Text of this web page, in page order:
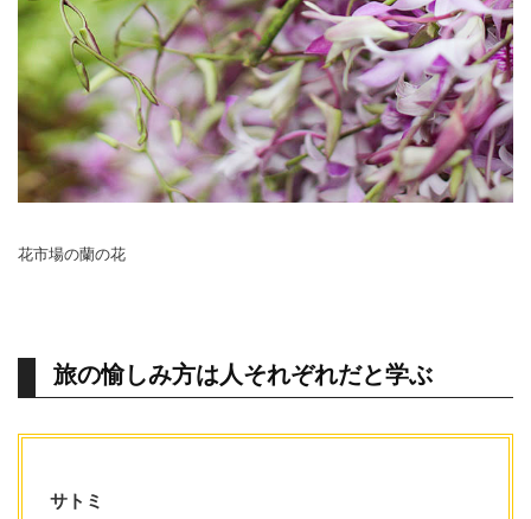
花市場の蘭の花
旅の愉しみ方は人それぞれだと学ぶ
サトミ